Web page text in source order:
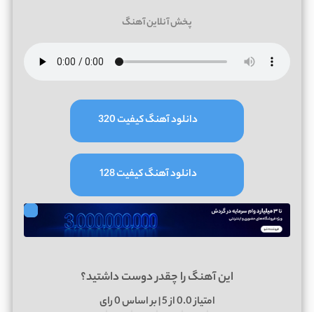
پخش آنلاین آهنگ
دانلود آهنگ کیفیت 320
دانلود آهنگ کیفیت 128
این آهنگ را چقدر دوست داشتید؟
امتیاز0.0از 5 | بر اساس 0رای